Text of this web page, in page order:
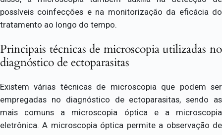
possíveis coinfecções e na monitorização da eficácia do
tratamento ao longo do tempo.
Principais técnicas de microscopia utilizadas no
diagnóstico de ectoparasitas
Existem várias técnicas de microscopia que podem ser
empregadas no diagnóstico de ectoparasitas, sendo as
mais comuns a microscopia óptica e a microscopia
eletrônica. A microscopia óptica permite a observação de